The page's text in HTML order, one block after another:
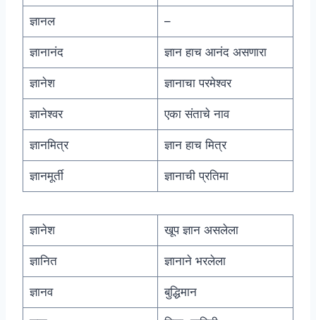
ज्ञानल –
ज्ञानानंद ज्ञान हाच आनंद असणारा
ज्ञानेश ज्ञानाचा परमेश्वर
ज्ञानेश्वर एका संताचे नाव
ज्ञानमित्र ज्ञान हाच मित्र
ज्ञानमूर्ती ज्ञानाची प्रतिमा
ज्ञानेश खूप ज्ञान असलेला
ज्ञानित ज्ञानाने भरलेला
ज्ञानव बुद्धिमान